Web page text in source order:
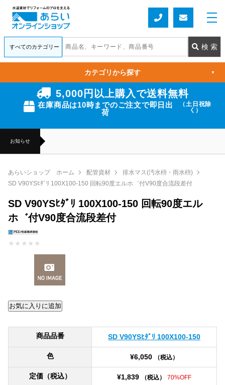
5,000円以上購入で送料無料
在庫商品は10時までのご注文で即日出
荷
（土日祝除
く）
お知らせ
カテゴリから探す ▼
あらいショップ ホーム 配管資材
排水マス(汚水枡・雨水枡)
SD V90YSﾋﾀﾞﾘ 100X100-150 回転90度エルホ゛付V90度合流段差付
SD V90YSﾋﾀﾞﾘ 100X100-150 回転90度エル
ホ゛付V90度合流段差付
★ ★ ★ ★ ★
商品品番 SD V90YSﾋﾀﾞﾘ 100X100-150
色 ¥6,050 （税込）
定価（税込） ¥1,839 （税込） 70%OFF